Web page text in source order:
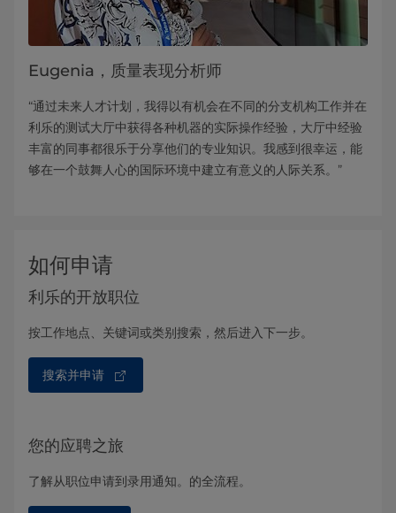
Eugenia，质量表现分析师
“通过未来人才计划，我得以有机会在不同的分支机构工作并在
利乐的测试大厅中获得各种机器的实际操作经验，大厅中经验
丰富的同事都很乐于分享他们的专业知识。我感到很幸运，能
够在一个鼓舞人心的国际环境中建立有意义的人际关系。”
如何申请
利乐的开放职位
按工作地点、关键词或类别搜索，然后进入下一步。
搜索并申请
您的应聘之旅
了解从职位申请到录用通知。的全流程。